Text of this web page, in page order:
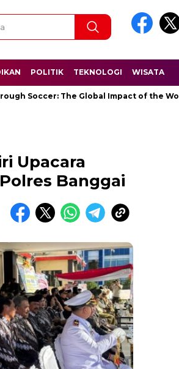
POLITIK TEKNOLOGI WISATA
The Global Impact of the World Cup
Upacara
Banggai